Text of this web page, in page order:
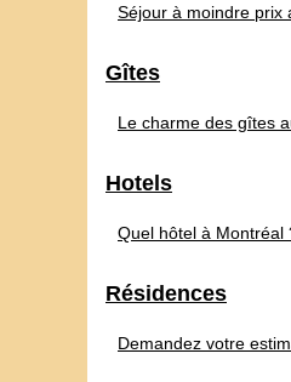
Séjour à moindre prix
Gîtes
Le charme des gîtes
Hotels
Quel hôtel à Montréal
Résidences
Demandez votre